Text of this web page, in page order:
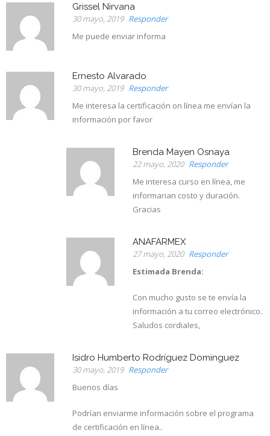
Grissel Nirvana
30 mayo, 2019 Responder
Me puede enviar informa
Ernesto Alvarado
30 mayo, 2019 Responder
Me interesa la certificación on línea me envían la
información por favor
Brenda Mayen Osnaya
22 mayo, 2020 Responder
Me interesa curso en línea, me
informarian costo y duración.
Gracias
ANAFARMEX
27 mayo, 2020 Responder
Estimada Brenda:
Con mucho gusto se te envía la
información a tu correo electrónico.
Saludos cordiales,
Isidro Humberto Rodríguez Dominguez
30 mayo, 2019 Responder
Buenos días
Podrían enviarme información sobre el programa
de certificación en línea..